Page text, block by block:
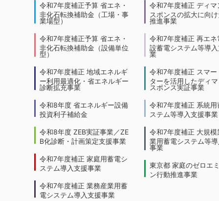
令和7年度補正予算 省エネ・
非化石転換補助金（工場・事
業場型）
令和7年度補正予算 省エネ・
非化石転換補助金（設備単位
型）
令和7年度補正 地域エネルギ
ー利用最適化・省エネルギー
診断拡充事業
令和8年度 省エネルギー設備
投資利子補給金
令和8年度 ZEB実証事業／ZE
B化診断・計画策定支援事業
令和7年度補正 家庭用蓄電シ
ステム導入支援事業
令和7年度補正 業務産業用蓄
電システム導入支援事業
令和7年度補正 ディマ
スポンスの拡大に向
推進事業
令和7年度補正 再エネ
設蓄電システム等導
業
令和7年度補正 スマー
ターを活用したディ
スポンス実証事業
令和7年度補正 系統用
ステム等導入支援事業
令和7年度補正 大規模
業用蓄電システム等
事業
東京都 家庭のゼロエ
ン行動推進事業